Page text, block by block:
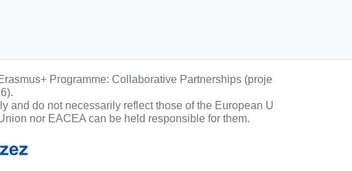
Programme: Collaborative Partnerships (proje
and do not necessarily reflect those of the European U